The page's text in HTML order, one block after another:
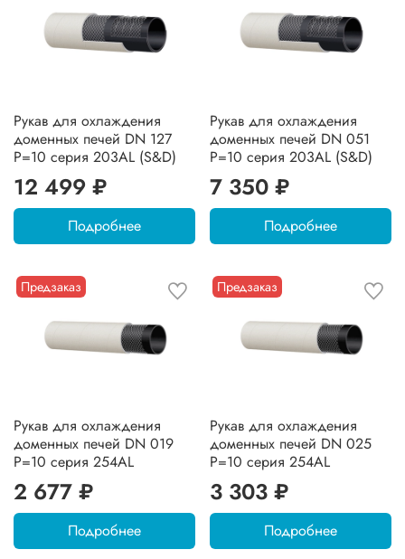
Рукав для охлаждения
доменных печей DN 127
P=10 серия 203AL (S&D)
12 499 ₽
Подробнее
Рукав для охлаждения
доменных печей DN 051
P=10 серия 203AL (S&D)
7 350 ₽
Подробнее
Предзаказ
Рукав для охлаждения
доменных печей DN 019
P=10 серия 254AL
2 677 ₽
Подробнее
Предзаказ
Рукав для охлаждения
доменных печей DN 025
P=10 серия 254AL
3 303 ₽
Подробнее